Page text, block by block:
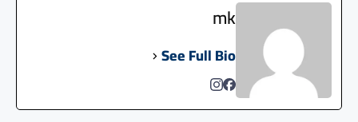
mk
See Full Bio